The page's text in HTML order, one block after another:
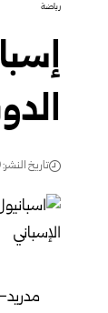
رياضة
تاريخ النشر: 2025/11/30 11:55 مساءً